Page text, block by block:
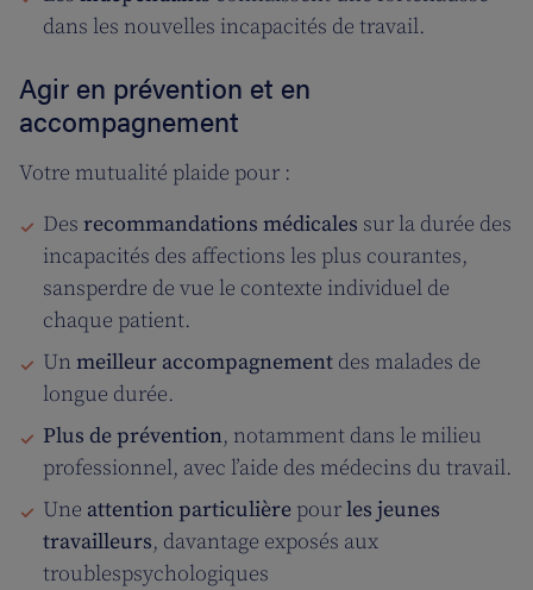
dans les nouvelles incapacités de travail.
Agir en prévention et en
accompagnement
Votre mutualité plaide pour :
Des recommandations médicales sur la durée des
incapacités des affections les plus courantes,
sansperdre de vue le contexte individuel de
chaque patient.
Un meilleur accompagnement des malades de
longue durée.
Plus de prévention, notamment dans le milieu
professionnel, avec l’aide des médecins du travail.
Une attention particulière pourles jeunes
travailleurs, davantage exposés aux
troublespsychologiques